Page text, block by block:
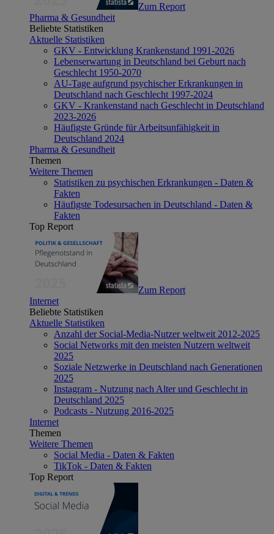
Zum Report
Pharma & Gesundheit
Beliebte Statistiken
Aktuelle Statistiken
GKV - Entwicklung Krankenstand 1991-2026
Lebenserwartung in Deutschland bei Geburt nach
Geschlecht 1950-2070
AU-Tage aufgrund psychischer Erkrankungen in
Deutschland nach Geschlecht 1997-2024
GKV - Krankenstand nach Geschlecht in Deutschland
2023-2026
Häufigste Gründe für Arbeitsunfähigkeit in
Deutschland 2024
Pharma & Gesundheit
Themen
Weitere Themen
Statistiken zu psychischen Erkrankungen - Daten &
Fakten
Häufigste Todesursachen in Deutschland - Daten &
Fakten
Top Report
Zum Report
Internet
Beliebte Statistiken
Aktuelle Statistiken
Anzahl der Social-Media-Nutzer weltweit 2012-2025
Social Networks mit den meisten Nutzern weltweit
2025
Soziale Netzwerke in Deutschland nach Generationen
2025
Instagram - Nutzung nach Alter und Geschlecht in
Deutschland 2025
Podcasts - Nutzung 2016-2025
Internet
Themen
Weitere Themen
Social Media - Daten & Fakten
TikTok - Daten & Fakten
Top Report